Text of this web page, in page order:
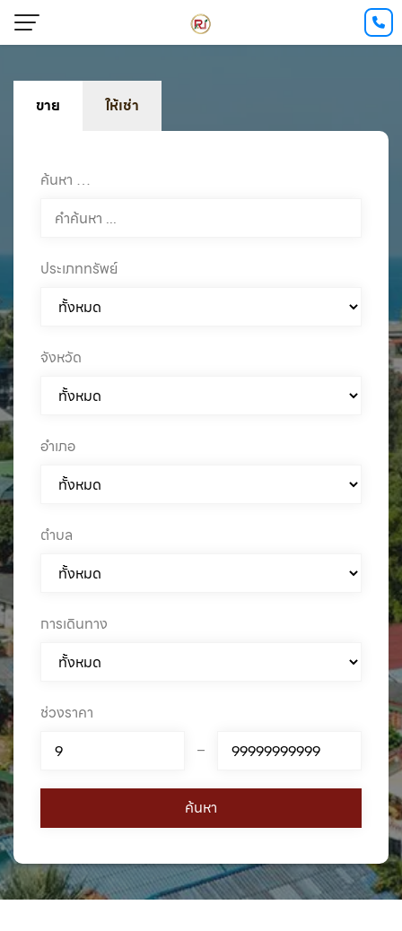
ขาย ให้เช่า
ค้นหา …
ประเภททรัพย์
จังหวัด
อำเภอ
ตำบล
การเดินทาง
ช่วงราคา
–